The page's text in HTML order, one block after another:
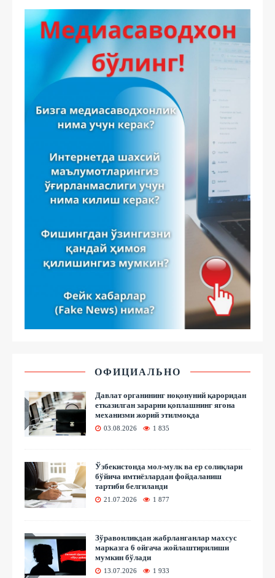
ОФИЦИАЛЬНО
Давлат органининг ноқонуний қароридан
етказилган зарарни қоплашнинг ягона
механизми жорий этилмоқда
03.08.2026 1 835
Ўзбекистонда мол-мулк ва ер солиқлари
бўйича имтиёзлардан фойдаланиш
тартиби белгиланди
21.07.2026 1 877
Зўравонликдан жабрланганлар махсус
марказга 6 ойгача жойлаштирилиши
мумкин бўлади
13.07.2026 1 933